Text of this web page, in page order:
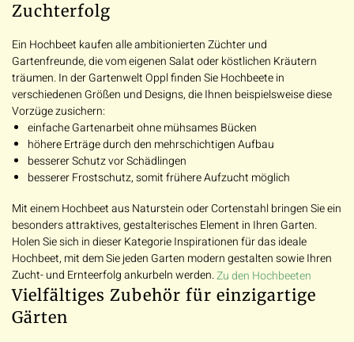
Zuchterfolg
Ein Hochbeet kaufen alle ambitionierten Züchter und
Gartenfreunde, die vom eigenen Salat oder köstlichen Kräutern
träumen. In der Gartenwelt Oppl finden Sie Hochbeete in
verschiedenen Größen und Designs, die Ihnen beispielsweise diese
Vorzüge zusichern:
einfache Gartenarbeit ohne mühsames Bücken
höhere Erträge durch den mehrschichtigen Aufbau
besserer Schutz vor Schädlingen
besserer Frostschutz, somit frühere Aufzucht möglich
Mit einem Hochbeet aus Naturstein oder Cortenstahl bringen Sie ein
besonders attraktives, gestalterisches Element in Ihren Garten.
Holen Sie sich in dieser Kategorie Inspirationen für das ideale
Hochbeet, mit dem Sie jeden Garten modern gestalten sowie Ihren
Zucht- und Ernteerfolg ankurbeln werden.Zu den Hochbeeten
Vielfältiges Zubehör für einzigartige
Gärten